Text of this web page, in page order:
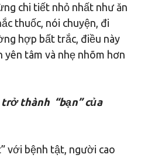
chi tiết nhỏ nhất như ăn
thuốc, nói chuyện, đi
hợp bất trắc, điều này
yên tâm và nhẹ nhõm hơn
thành “bạn” của
với bệnh tật, người cao